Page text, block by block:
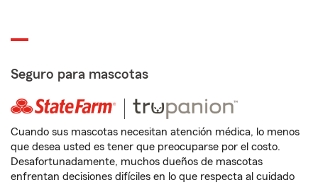
Seguro para mascotas
Cuando sus mascotas necesitan atención médica, lo menos
que desea usted es tener que preocuparse por el costo.
Desafortunadamente, muchos dueños de mascotas
enfrentan decisiones difíciles en lo que respecta al cuidado